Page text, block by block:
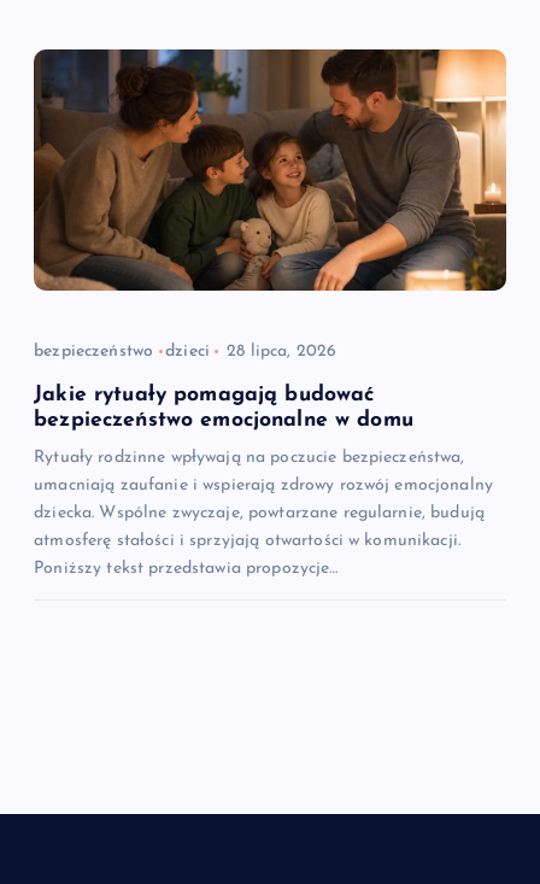
bezpieczeństwo dzieci 28 lipca, 2026
Jakie rytuały pomagają budować
bezpieczeństwo emocjonalne w domu
Rytuały rodzinne wpływają na poczucie bezpieczeństwa,
umacniają zaufanie i wspierają zdrowy rozwój emocjonalny
dziecka. Wspólne zwyczaje, powtarzane regularnie, budują
atmosferę stałości i sprzyjają otwartości w komunikacji.
Poniższy tekst przedstawia propozycje…